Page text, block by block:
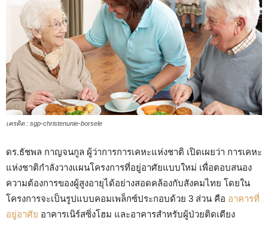
เครดิต : sgp-christenunie-borsele
ดร.ธัชพล กาญจนกูล ผู้ว่าการการเคหะแห่งชาติ เปิดเผยว่า การเคหะ
แห่งชาติกำลังวางแผนโครงการที่อยู่อาศัยแบบใหม่ เพื่อตอบสนอง
ความต้องการของผู้สูงอายุได้อย่างสอดคล้องกับสังคมไทย โดยใน
โครงการจะเป็นรูปแบบคอมเพล็กซ์ประกอบด้วย 3 ส่วน คือ อาคารที่
อยู่อาศัย อาคารเนิร์สซิ่งโฮม และอาคารสำหรับผู้ป่วยติดเตียง